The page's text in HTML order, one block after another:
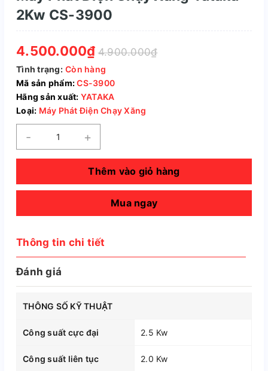
2Kw CS-3900
4.500.000₫ 4.900.000₫
Tình trạng: Còn hàng
Mã sản phẩm:CS-3900
Hãng sản xuất: YATAKA
Loại: Máy Phát Điện Chạy Xăng
- +
Thêm vào giỏ hàng
Mua ngay
Thông tin chi tiết
Đánh giá
THÔNG SỐ KỸ THUẬT
Công suất cực đại 2.5 Kw
Công suất liên tục 2.0 Kw